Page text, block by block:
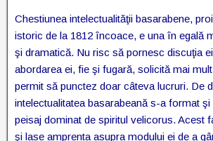
Chestiunea intelectualităţii basarabene,
istoric de la 1812 încoace, e una în egală
şi dramatică. Nu risc să pornesc discuţia
abordarea ei, fie şi fugară, solicită mai
permit să punctez doar câteva lucruri. De
intelectualitatea basarabeană s-a format
peisaj dominat de spiritul velicorus. Acest
şi lase amprenta asupra modului ei de a